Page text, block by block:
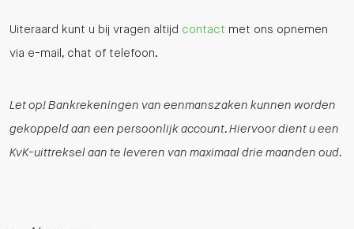
Uiteraard kunt u bij vragen altijd contact met ons opnemen
via e-mail, chat of telefoon.
Let op! Bankrekeningen van eenmanszaken kunnen worden
gekoppeld aan een persoonlijk account. Hiervoor dient u een
KvK-uittreksel aan te leveren van maximaal drie maanden oud.